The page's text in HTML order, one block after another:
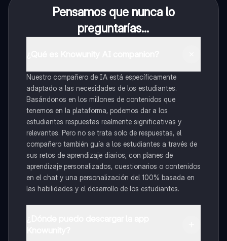
Pensamos que nunca lo
preguntarías...
Nuestro compañero de IA está específicamente
adaptado a las necesidades de los estudiantes.
Basándonos en los millones de contenidos que
tenemos en la plataforma, podemos dar a los
estudiantes respuestas realmente significativas y
relevantes. Pero no se trata solo de respuestas, el
compañero también guía a los estudiantes a través de
sus retos de aprendizaje diarios, con planes de
aprendizaje personalizados, cuestionarios o contenidos
en el chat y una personalización del 100% basada en
las habilidades y el desarrollo de los estudiantes.